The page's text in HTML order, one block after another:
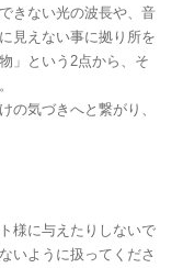
きない光の波長や、音
見えない事に拠り所を
」という2点から、そ
の気づきへと繋がり、
様に与えたりしないで
いように扱ってくださ